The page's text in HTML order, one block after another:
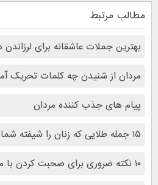
مطالب مرتبط
بهترین جملات عاشقانه برای
مردان از شنیدن چه کلمات تحریک
پیام های جذب کننده مردان
۱۵ جمله طلایی که زنان را شیفته شما می کند
۱۰ نکته ضروری برای صحبت کردن با معشوق